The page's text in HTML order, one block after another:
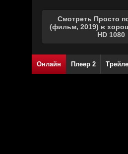
Смотреть Просто
(фильм, 2019) в
HD 1080
Онлайн Плеер 2